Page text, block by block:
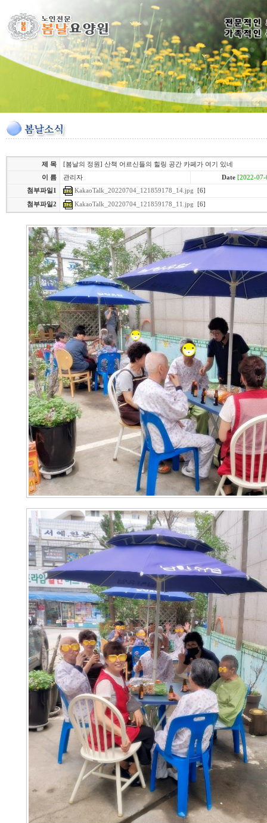
제 목
[봄날의 정원] 산책 어르신들의 힐링 공간 카페가 여기 있네
이 름
관리자 Date [2022-07-
첨부파일1
KakaoTalk_20220704_121859178_14.jpg [6]
첨부파일2
KakaoTalk_20220704_121859178_11.jpg [6]